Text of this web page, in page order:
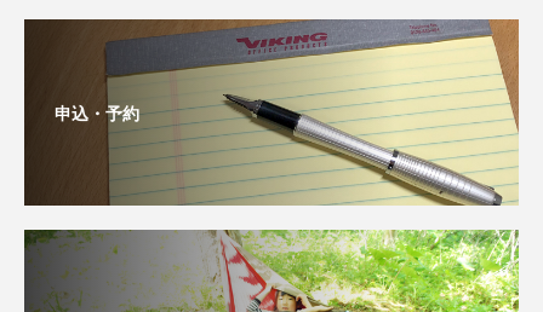
申込・予約